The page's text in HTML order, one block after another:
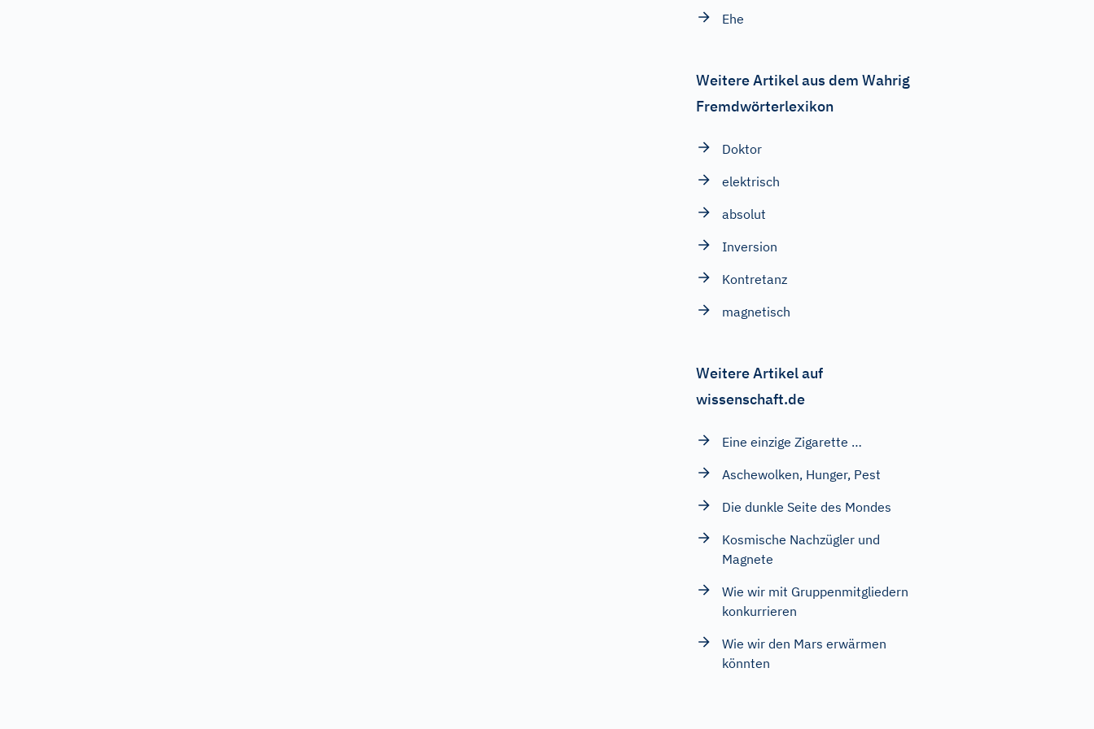
Ehe
Weitere Artikel aus dem Wahrig
Fremdwörterlexikon
Doktor
elektrisch
absolut
Inversion
Kontretanz
magnetisch
Weitere Artikel auf
wissenschaft.de
Eine einzige Zigarette …
Aschewolken, Hunger, Pest
Die dunkle Seite des Mondes
Kosmische Nachzügler und
Magnete
Wie wir mit Gruppenmitgliedern
konkurrieren
Wie wir den Mars erwärmen
könnten